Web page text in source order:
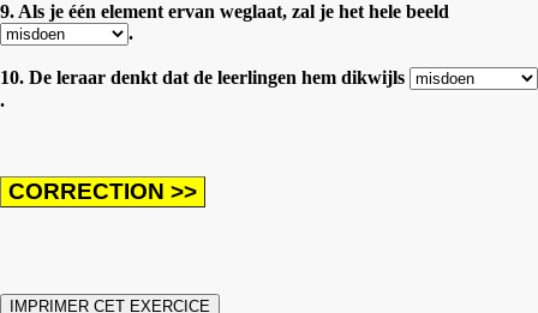
9. Als je één element ervan weglaat, zal je het hele beeld
.
10. De leraar denkt dat de leerlingen hem dikwijls
.